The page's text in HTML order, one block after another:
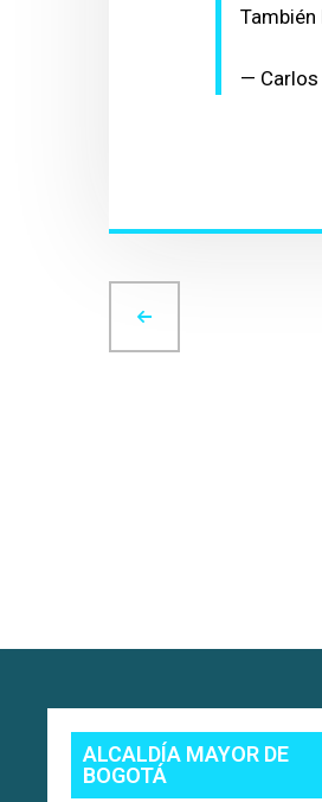
— Carlos
ALCALDÍA MAYOR DE
BOGOTÁ